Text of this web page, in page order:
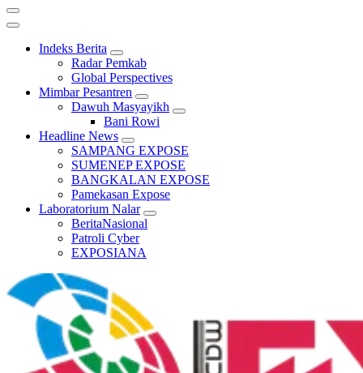
Indeks Berita
Radar Pemkab
Global Perspectives
Mimbar Pesantren
Dawuh Masyayikh
Bani Rowi
Headline News
SAMPANG EXPOSE
SUMENEP EXPOSE
BANGKALAN EXPOSE
Pamekasan Expose
Laboratorium Nalar
BeritaNasional
Patroli Cyber
EXPOSIANA